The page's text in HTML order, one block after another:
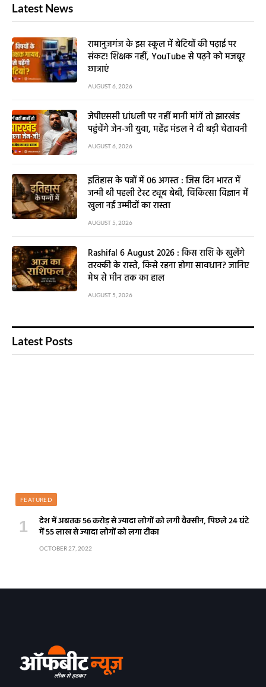
Latest News
रामानुजगंज के इस स्कूल में बेटियों की पढ़ाई पर
संकट! शिक्षक नहीं, YouTube से पढ़ने को मजबूर
छात्राएं
AUGUST 6, 2026
जेपीएससी धांधली पर नहीं मानी मांगें तो झारखंड
पहुंचेंगे जेन-जी युवा, महेंद्र मंडल ने दी बड़ी चेतावनी
AUGUST 6, 2026
इतिहास के पन्नों में 06 अगस्त : जिस दिन भारत में
जन्मी थी पहली टेस्ट ट्यूब बेबी, चिकित्सा विज्ञान में
खुला नई उम्मीदों का रास्ता
AUGUST 5, 2026
Rashifal 6 August 2026 : किस राशि के खुलेंगे
तरक्की के रास्ते, किसे रहना होगा सावधान? जानिए
मेष से मीन तक का हाल
AUGUST 5, 2026
Latest Posts
FEATURED
देश में अबतक 56 करोड़ से ज्यादा लोगों को लगी वैक्सीन, पिछले 24 घंटे
में 55 लाख से ज्यादा लोगों को लगा टीका
OCTOBER 27, 2022